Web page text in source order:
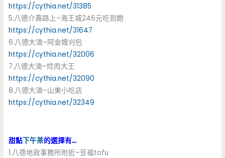
https://cythia.net/31385
5.八德介壽路上–海王城246元吃到飽
https://cythia.net/31647
6.八德大湳–阿金嫂刈包
https://cythia.net/32006
7.八德大湳–焢肉大王
https://cythia.net/32090
8.八德大湳–山東小吃店
https://cythia.net/32349
甜點下午茶的選擇有…
1.八德地政事務所附近–豆福tofu